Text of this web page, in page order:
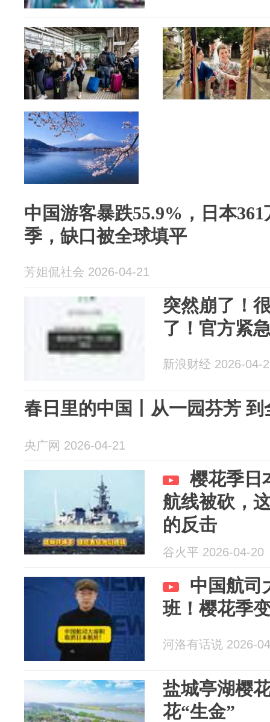
中国游客暴跌55.9%，日本
季，缺口被全球填平
芳姐侃社会 2026-04-21
突然崩了！
了！官方紧
新浪财经 2026-04-
春日里的中国丨从一园芬芳 到
央广网 2026-04-21
樱花季日
航线被砍，
的反击
谷火平 2026-04-20
中国航司
班！樱花季
河洛有话说 2026-
盐城亭湖樱
花“生金”